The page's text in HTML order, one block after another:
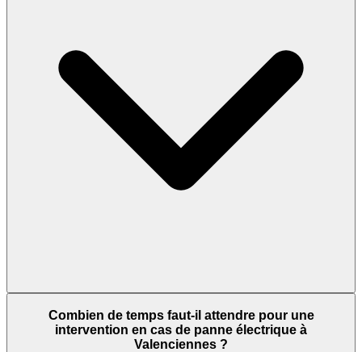
Combien de temps faut-il attendre pour une
intervention en cas de panne électrique à
Valenciennes ?